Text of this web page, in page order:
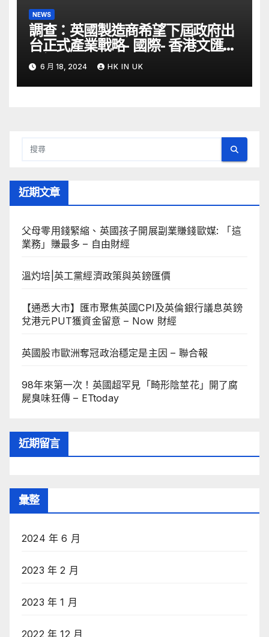
NEWS
調查：英國製造商希望下屆政府出
台正式產業戰略- 國際- 香港文匯網
– 文匯報
6 月 18, 2024 HK IN UK
近期文章
父母零用錢緊縮、英國孩子開展副業賺錢歐媒: 「這
業務」賺最多 – 自由財經
溫灼培|英工黨經濟政策與英鎊匯價
【通悉大市】匯市聚焦英國CPI及英倫銀行議息英鎊
兌港元PUT獲資金留意 – Now 財經
英國股市歐洲奪冠政治穩定是主因 – 聯合報
98年來第一次！英國超罕見「畸形陰莖花」開了腐
屍臭味狂傳 – ETtoday
近期留言
彙整
2024 年 6 月
2023 年 2 月
2023 年 1 月
2022 年 12 月